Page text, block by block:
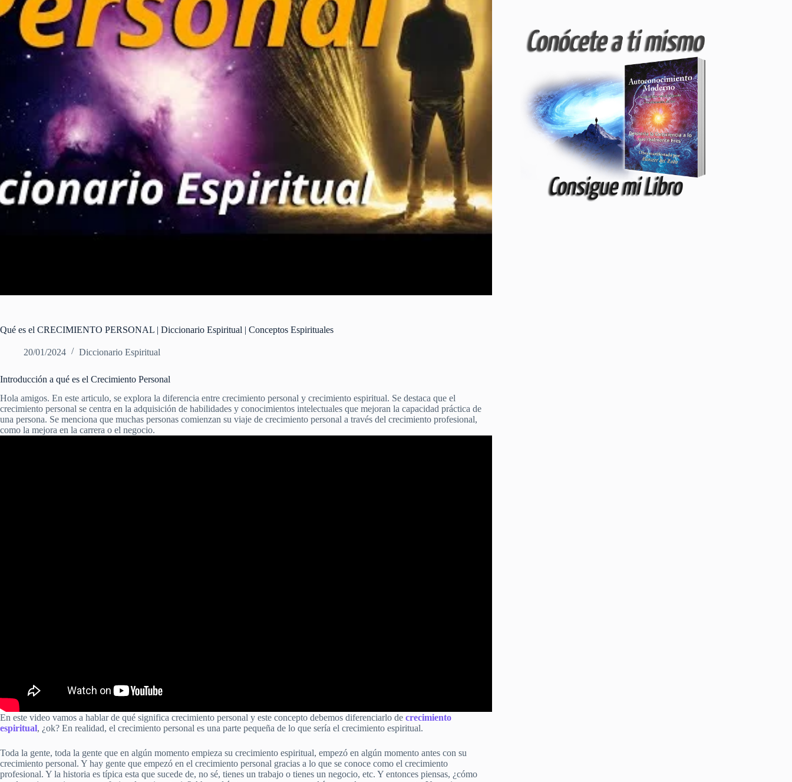
Qué es el CRECIMIENTO PERSONAL | Diccionario Espiritual | Conceptos Espirituales
20/01/2024 Diccionario Espiritual
Introducción a qué es el Crecimiento Personal
Hola amigos. En este articulo, se explora la diferencia entre crecimiento personal y crecimiento espiritual. Se destaca que el
crecimiento personal se centra en la adquisición de habilidades y conocimientos intelectuales que mejoran la capacidad práctica de
una persona. Se menciona que muchas personas comienzan su viaje de crecimiento personal a través del crecimiento profesional,
como la mejora en la carrera o el negocio.
En este video vamos a hablar de qué significa crecimiento personal y este concepto debemos diferenciarlo de crecimiento
espiritual, ¿ok? En realidad, el crecimiento personal es una parte pequeña de lo que sería el crecimiento espiritual.
Toda la gente, toda la gente que en algún momento empieza su crecimiento espiritual, empezó en algún momento antes con su
crecimiento personal. Y hay gente que empezó en el crecimiento personal gracias a lo que se conoce como el crecimiento
profesional. Y la historia es típica esta que sucede de, no sé, tienes un trabajo o tienes un negocio, etc. Y entonces piensas, ¿cómo